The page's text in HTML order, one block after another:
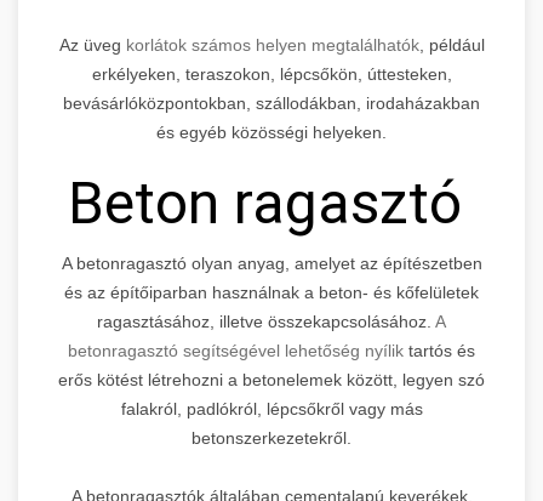
Az üveg korlátok számos helyen megtalálhatók, például
erkélyeken, teraszokon, lépcsőkön, úttesteken,
bevásárlóközpontokban, szállodákban, irodaházakban
és egyéb közösségi helyeken.
Beton ragasztó
A betonragasztó olyan anyag, amelyet az építészetben
és az építőiparban használnak a beton- és kőfelületek
ragasztásához, illetve összekapcsolásához. A
betonragasztó segítségével lehetőség nyílik tartós és
erős kötést létrehozni a betonelemek között, legyen szó
falakról, padlókról, lépcsőkről vagy más
betonszerkezetekről.
A betonragasztók általában cementalapú keverékek,